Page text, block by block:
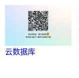
云数据库